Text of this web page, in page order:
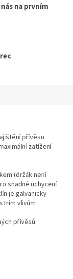
na prvním
přívěsu
zatížení
(držák není
snadné uchycení
je galvanicky
vlivům
přívěsů.